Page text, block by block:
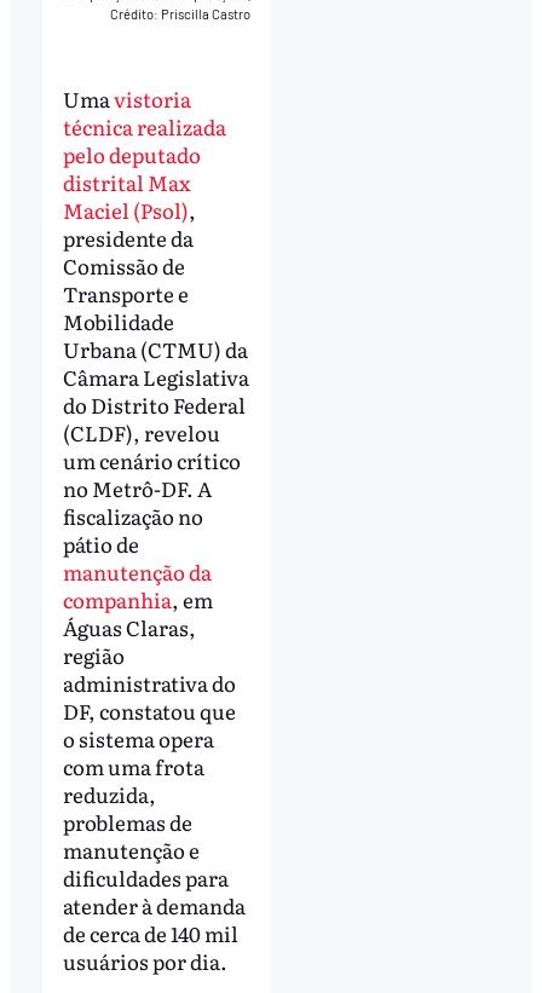
Crédito: Priscilla Castro
Umavistoria
técnica realizada
pelo deputado
distrital Max
Maciel (Psol),
presidente da
Comissão de
Transporte e
Mobilidade
Urbana (CTMU) da
Câmara Legislativa
do Distrito Federal
(CLDF), revelou
um cenário crítico
no Metrô-DF. A
fiscalização no
pátio de
manutenção da
companhia, em
Águas Claras,
região
administrativa do
DF, constatou que
o sistema opera
com uma frota
reduzida,
problemas de
manutenção e
dificuldades para
atender à demanda
de cerca de 140 mil
usuários por dia.